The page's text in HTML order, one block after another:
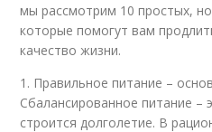
мы рассмотрим 10 простых,
которые помогут вам
качество жизни.
1. Правильное питание –
Сбалансированное питание
строится долголетие. В